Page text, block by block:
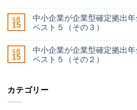
15
5月
中小企業が企業型確定拠出
ベスト５（その３）
15
5月
中小企業が企業型確定拠出
ベスト５（その２）
カテゴリー